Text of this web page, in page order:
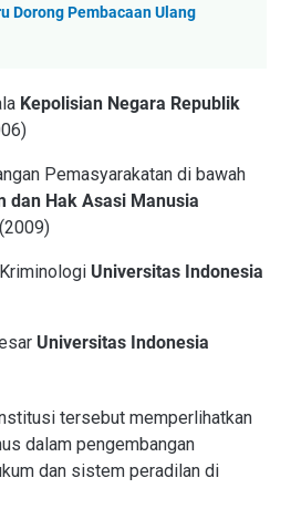
Dorong Pembacaan Ulang
Kepolisian Negara Republik
Pemasyarakatan di bawah
dan Hak Asasi Manusia
(2009)
Universitas Indonesia
Universitas Indonesia
tersebut memperlihatkan
dalam pengembangan
dan sistem peradilan di